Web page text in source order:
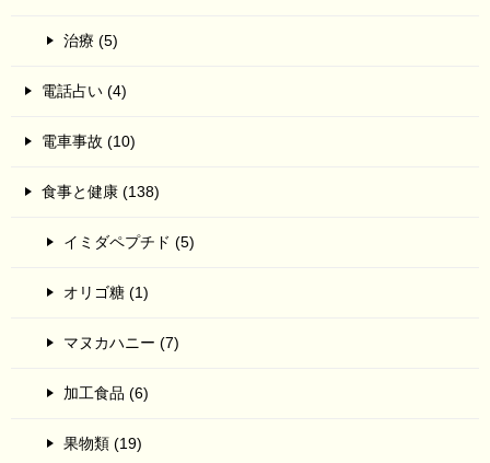
治療 (5)
電話占い (4)
電車事故 (10)
食事と健康 (138)
イミダペプチド (5)
オリゴ糖 (1)
マヌカハニー (7)
加工食品 (6)
果物類 (19)